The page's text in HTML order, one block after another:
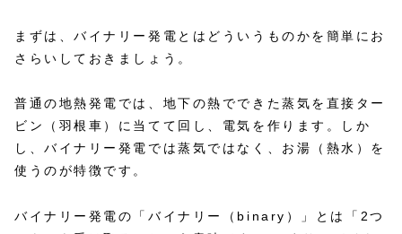
まずは、バイナリー発電とはどういうものかを簡単にお
さらいしておきましょう。
普通の地熱発電では、地下の熱でできた蒸気を直接ター
ビン（羽根車）に当てて回し、電気を作ります。しか
し、バイナリー発電では蒸気ではなく、お湯（熱水）を
使うのが特徴です。
バイナリー発電の「バイナリー（binary）」とは「2つ